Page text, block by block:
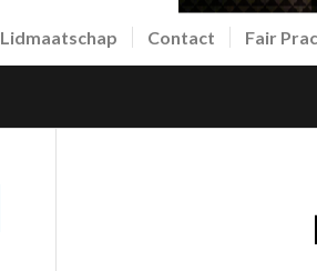
Lidmaatschap Contact Fair